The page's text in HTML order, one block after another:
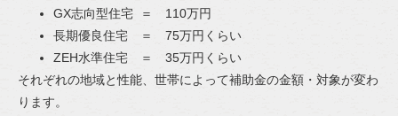
GX志向型住宅 ＝ 110万円
長期優良住宅 ＝ 75万円くらい
ZEH水準住宅 ＝ 35万円くらい
それぞれの地域と性能、世帯によって補助金の金額・対象が変わ
ります。